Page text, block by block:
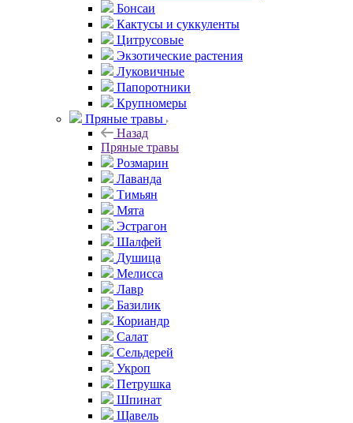
Бонсаи
Кактусы и суккуленты
Цитрусовые
Экзотические растения
Луковичные
Папоротники
Крупномеры
Пряные травы
Назад
Пряные травы
Розмарин
Лаванда
Тимьян
Мята
Эстрагон
Шалфей
Душица
Мелисса
Лавр
Базилик
Кориандр
Салат
Сельдерей
Укроп
Петрушка
Шпинат
Щавель